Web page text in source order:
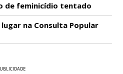
de feminicídio tentado
na Consulta Popular